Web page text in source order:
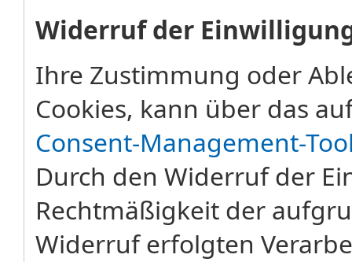
Widerruf der
Ihre Zustimmung oder
Cookies, kann über das
Consent-Management-
Durch den Widerruf der
Rechtmäßigkeit der
Widerruf erfolgten